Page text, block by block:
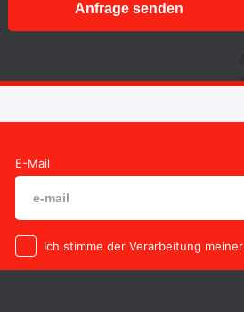
Anfrage senden
E-Mail
Ich stimme der Verarbeitung meiner